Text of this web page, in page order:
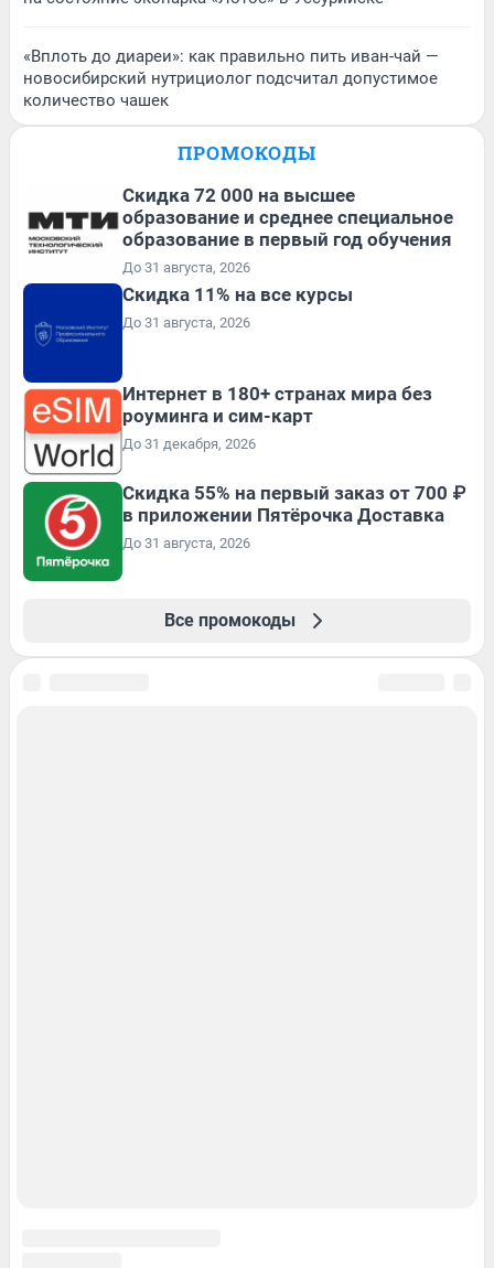
«Вплоть до диареи»: как правильно пить иван-чай —
новосибирский нутрициолог подсчитал допустимое
количество чашек
ПРОМОКОДЫ
Скидка 72 000 на высшее
образование и среднее специальное
образование в первый год обучения
До 31 августа, 2026
Скидка 11% на все курсы
До 31 августа, 2026
Интернет в 180+ странах мира без
роуминга и сим-карт
До 31 декабря, 2026
Скидка 55% на первый заказ от 700 ₽
в приложении Пятёрочка Доставка
До 31 августа, 2026
Все промокоды